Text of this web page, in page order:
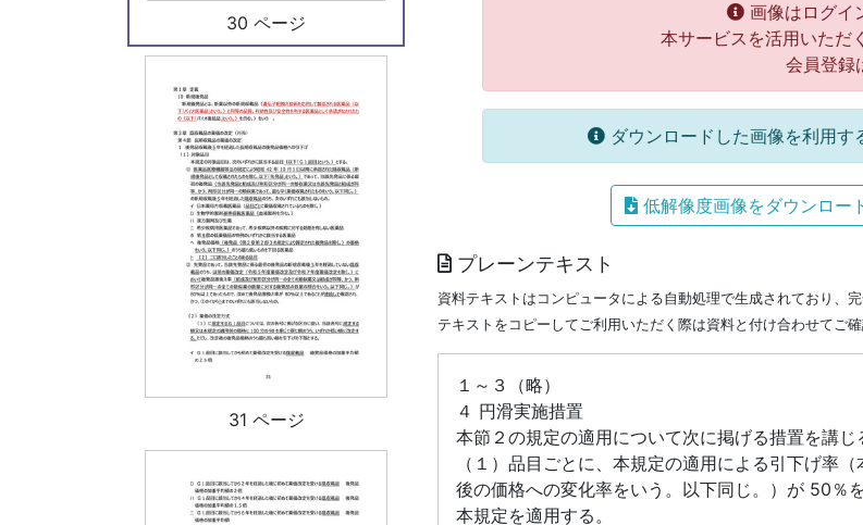
30 ページ
31 ページ
画像はログイ
本サービスを活用いただ
会員登録
ダウンロードした画像を利用す
低解像度画像をダウンロー
プレーンテキスト
資料テキストはコンピュータによる自動処理で生成されており、
テキストをコピーしてご利用いただく際は資料と付け合わせてご確
１～３（略）
４ 円滑実施措置
本節２の規定の適用について次に掲げる措置を講じ
（１）品目ごとに、本規定の適用による引下げ率
後の価格への変化率をいう。以下同じ。）が 50％
本規定を適用する。